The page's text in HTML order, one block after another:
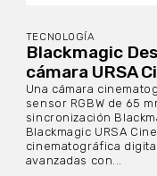
TECNOLOGÍA
Blackmagic
cámara URSA
Una cámara
sensor RGBW de 65
sincronización
Blackmagic URSA
cinematográfica
avanzadas con...